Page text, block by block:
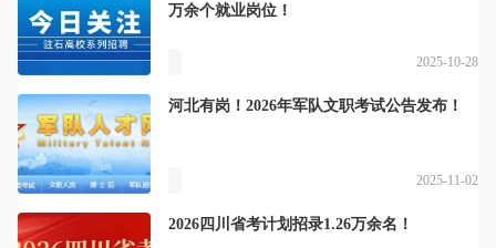
万余个就业岗位！
2025-10-28
河北有岗！2026年军队文职考试公告发布！
2025-11-02
2026四川省考计划招录1.26万余名！